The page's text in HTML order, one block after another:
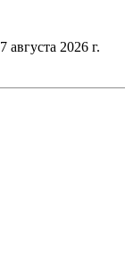
7 августа 2026 г.